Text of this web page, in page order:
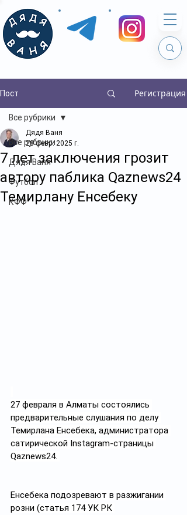
Пост Регистрация
Все рубрики
Дядя Ваня
Футбол
КФФ
Все рубрики
7 лет заключения грозит
автору паблика Qaznews24
Темирлану Енсебеку
Дядя Ваня
28 февр. 2025 г.
27 февраля в Алматы состоялись
предварительные слушания по делу
Темирлана Енсебека, администратора
сатирической Instagram-страницы
Qaznews24.
Енсебека подозревают в разжигании
розни (статья 174 УК РК